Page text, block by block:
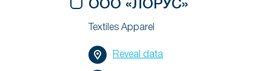
ООО «ЛОРУС»
Textiles Apparel
Reveal data